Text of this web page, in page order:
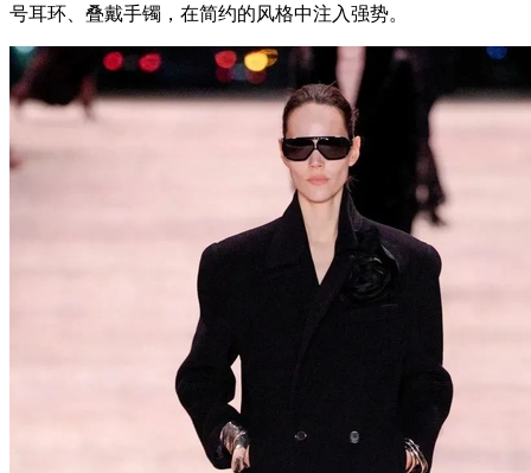
号耳环、叠戴手镯，在简约的风格中注入强势。